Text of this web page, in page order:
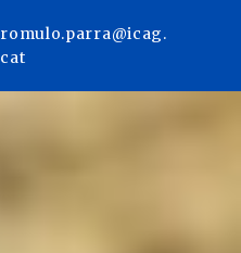
romulo.parra@icag.
cat